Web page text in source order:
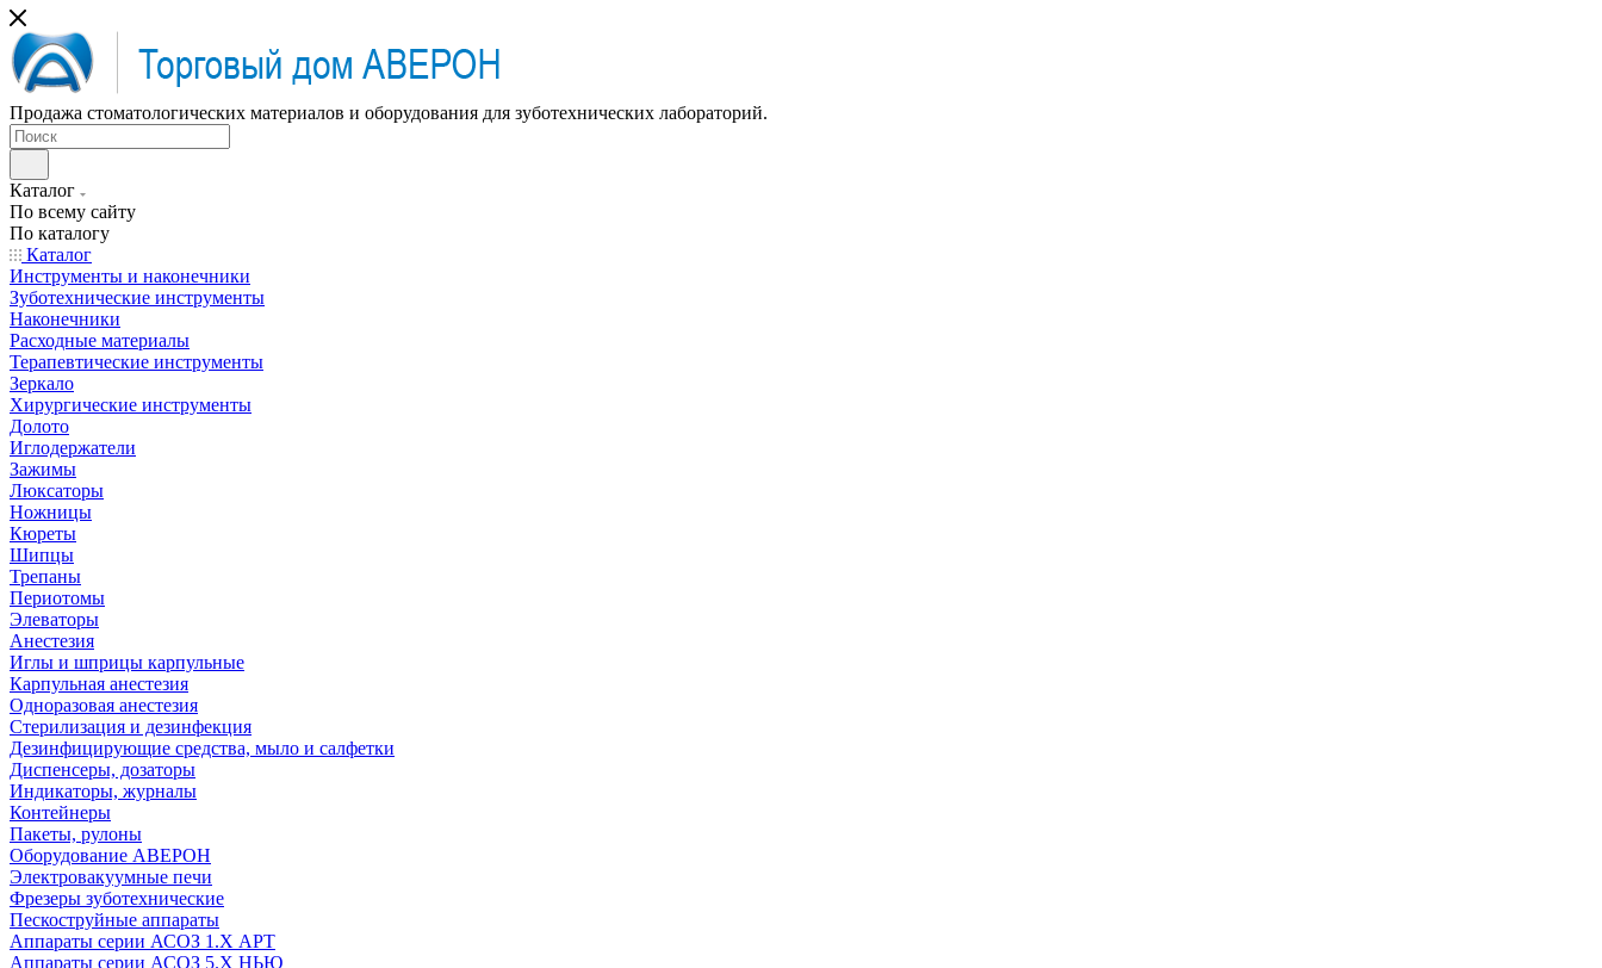
Продажа стоматологических материалов и оборудования для зуботехнических лабораторий.
Каталог
По всему сайту
По каталогу
Каталог
Инструменты и наконечники
Зуботехнические инструменты
Наконечники
Расходные материалы
Терапевтические инструменты
Зеркало
Хирургические инструменты
Долото
Иглодержатели
Зажимы
Люксаторы
Ножницы
Кюреты
Шипцы
Трепаны
Периотомы
Элеваторы
Анестезия
Иглы и шприцы карпульные
Карпульная анестезия
Одноразовая анестезия
Стерилизация и дезинфекция
Дезинфицирующие средства, мыло и салфетки
Диспенсеры, дозаторы
Индикаторы, журналы
Контейнеры
Пакеты, рулоны
Оборудование АВЕРОН
Электровакуумные печи
Фрезеры зуботехнические
Пескоструйные аппараты
Аппараты серии АСОЗ 1.Х АРТ
Аппараты серии АСОЗ 5.Х НЬЮ